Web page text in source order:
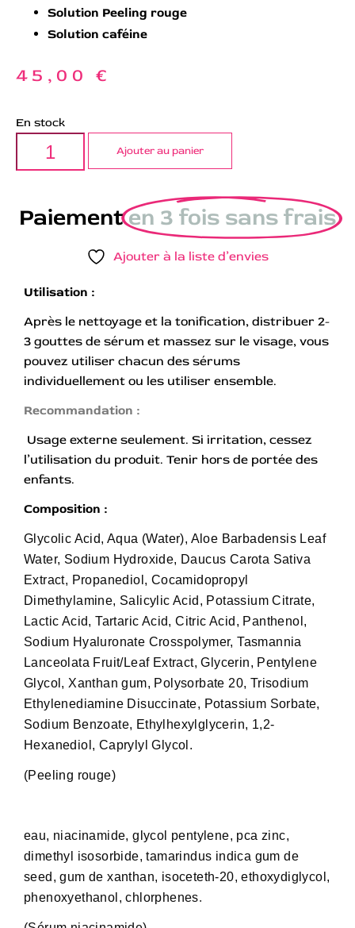
Solution Peeling rouge
Solution caféine
45,00 €
En stock
Ajouter au panier
Paiementen 3 fois sans frais
Ajouter à la liste d’envies
Utilisation :
Après le nettoyage et la tonification, distribuer 2-
3 gouttes de sérum et massez sur le visage, vous
pouvez utiliser chacun des sérums
individuellement ou les utiliser ensemble.
Recommandation :
Usage externe seulement. Si irritation, cessez
l’utilisation du produit. Tenir hors de portée des
enfants.
Composition :
Glycolic Acid, Aqua (Water), Aloe Barbadensis Leaf
Water, Sodium Hydroxide, Daucus Carota Sativa
Extract, Propanediol, Cocamidopropyl
Dimethylamine, Salicylic Acid, Potassium Citrate,
Lactic Acid, Tartaric Acid, Citric Acid, Panthenol,
Sodium Hyaluronate Crosspolymer, Tasmannia
Lanceolata Fruit/Leaf Extract, Glycerin, Pentylene
Glycol, Xanthan gum, Polysorbate 20, Trisodium
Ethylenediamine Disuccinate, Potassium Sorbate,
Sodium Benzoate, Ethylhexylglycerin, 1,2-
Hexanediol, Caprylyl Glycol.
(Peeling rouge)
eau, niacinamide, glycol pentylene, pca zinc,
dimethyl isosorbide, tamarindus indica gum de
seed, gum de xanthan, isoceteth-20, ethoxydiglycol,
phenoxyethanol, chlorphenes.